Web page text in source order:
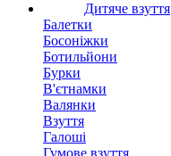
Дитяче взуття
Балетки
Босоніжки
Ботильйони
Бурки
В'єтнамки
Валянки
Взуття
Галоші
Гумове взуття